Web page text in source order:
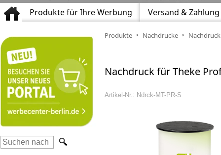
Produkte für Ihre Werbung Versand & Zahlung
Produkte Nachdrucke
Nachdruck für Theke
Artikel-Nr.: Ndrck-MT-PR-S